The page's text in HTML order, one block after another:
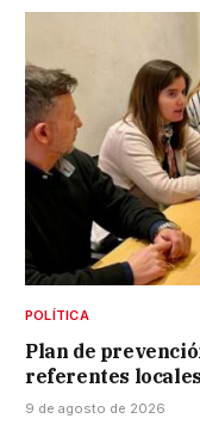
POLÍTICA
Plan de
referentes locales
9 de agosto de 2026